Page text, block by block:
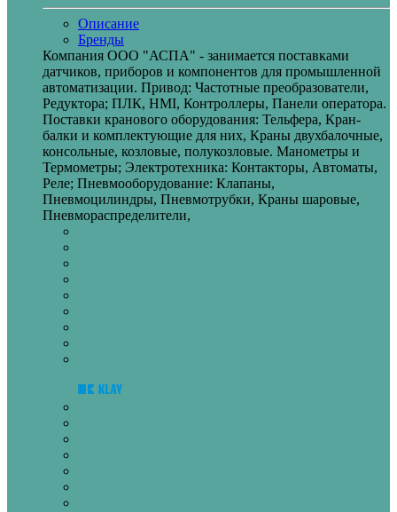
Описание
Бренды
Компания ООО "АСПА" - занимается поставками
датчиков, приборов и компонентов для промышленной
автоматизации. Привод: Частотные преобразователи,
Редуктора; ПЛК, HMI, Контроллеры, Панели оператора.
Поставки кранового оборудования: Тельфера, Кран-
балки и комплектующие для них, Краны двухбалочные,
консольные, козловые, полукозловые. Манометры и
Термометры; Электротехника: Контакторы, Автоматы,
Реле; Пневмооборудование: Клапаны,
Пневмоцилиндры, Пневмотрубки, Краны шаровые,
Пневмораспределители,